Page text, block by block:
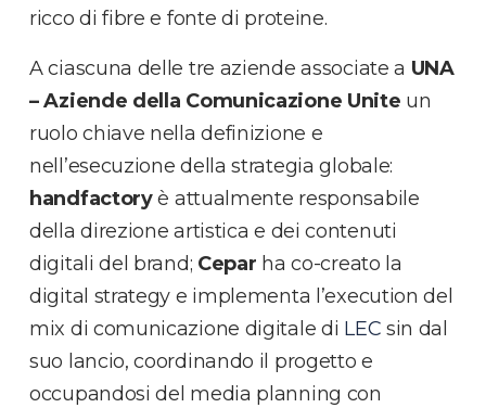
ricco di fibre e fonte di proteine.
A ciascuna delle tre aziende associate a UNA
– Aziende della Comunicazione Unite un
ruolo chiave nella definizione e
nell’esecuzione della strategia globale:
handfactoryè attualmente responsabile
della direzione artistica e dei contenuti
digitali del brand; Cepar ha co-creato la
digital strategy e implementa l’execution del
mix di comunicazione digitale di LEC sin dal
suo lancio, coordinando il progetto e
occupandosi del media planning con